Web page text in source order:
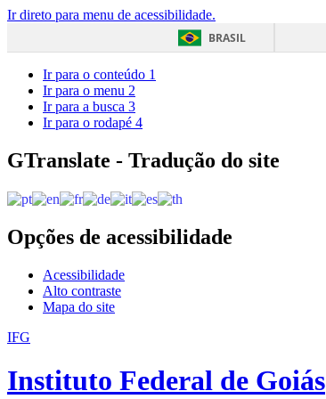
Ir direto para menu de acessibilidade.
BRASIL
Ir para o conteúdo 1
Ir para o menu 2
Ir para a busca 3
Ir para o rodapé 4
GTranslate - Tradução do site
Opções de acessibilidade
Acessibilidade
Alto contraste
Mapa do site
IFG
Instituto Federal de Goiás